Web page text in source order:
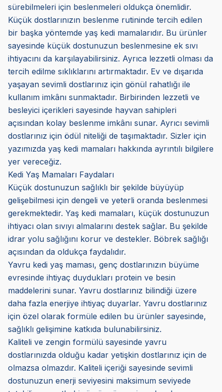
sürebilmeleri için beslenmeleri oldukça önemlidir.
Küçük dostlarınızın beslenme rutininde tercih edilen
bir başka yöntemde yaş kedi mamalarıdır. Bu ürünler
sayesinde küçük dostunuzun beslenmesine ek sıvı
ihtiyacını da karşılayabilirsiniz. Ayrıca lezzetli olması da
tercih edilme sıklıklarını artırmaktadır. Ev ve dışarıda
yaşayan sevimli dostlarınız için gönül rahatlığı ile
kullanım imkânı sunmaktadır. Birbirinden lezzetli ve
besleyici içerikleri sayesinde hayvan sahipleri
açısından kolay beslenme imkânı sunar. Ayrıcı sevimli
dostlarınız için ödül niteliği de taşımaktadır. Sizler için
yazımızda yaş kedi mamaları hakkında ayrıntılı bilgilere
yer vereceğiz.
Kedi Yaş Mamaları Faydaları
Küçük dostunuzun sağlıklı bir şekilde büyüyüp
gelişebilmesi için dengeli ve yeterli oranda beslenmesi
gerekmektedir. Yaş kedi mamaları, küçük dostunuzun
ihtiyacı olan sıvıyı almalarını destek sağlar. Bu şekilde
idrar yolu sağlığını korur ve destekler. Böbrek sağlığı
açısından da oldukça faydalıdır.
Yavru kedi yaş maması, genç dostlarınızın büyüme
evresinde ihtiyaç duydukları protein ve besin
maddelerini sunar. Yavru dostlarınız bilindiği üzere
daha fazla enerjiye ihtiyaç duyarlar. Yavru dostlarınız
için özel olarak formüle edilen bu ürünler sayesinde,
sağlıklı gelişimine katkıda bulunabilirsiniz.
Kaliteli ve zengin formülü sayesinde yavru
dostlarınızda olduğu kadar yetişkin dostlarınız için de
olmazsa olmazdır. Kaliteli içeriği sayesinde sevimli
dostunuzun enerji seviyesini maksimum seviyede